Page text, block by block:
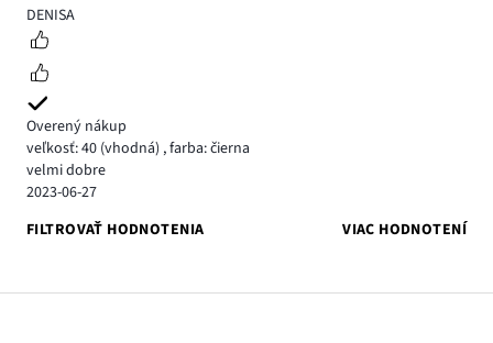
5
DENISA
Overený nákup
veľkosť: 40 (vhodná) ,farba: čierna
velmi dobre
2023-06-27
FILTROVAŤ HODNOTENIA
VIAC HODNOTENÍ